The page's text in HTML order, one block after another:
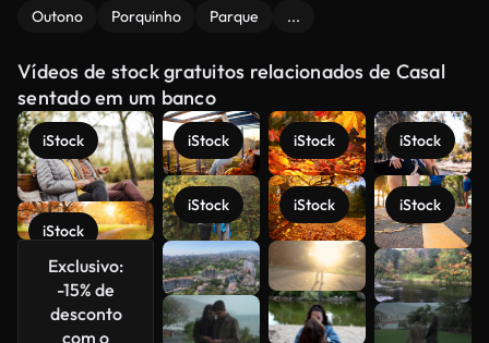
Outono Porquinho Parque ...
Vídeos de stock gratuitos relacionados de Casal
sentado em um banco
iStock
iStock
Exclusivo:
-15% de
desconto
com o
iStock
iStock
iStock
iStock
iStock
iStock
Veja mais